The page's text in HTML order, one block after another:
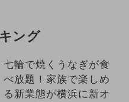
ング
七輪で焼くうなぎが食
べ放題！家族で楽しめ
る新業態が横浜に新オ